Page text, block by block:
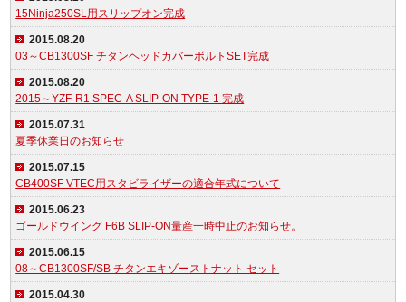
15Ninja250SL用スリップオン完成
2015.08.20
03～CB1300SF チタンヘッドカバーボルトSET完成
2015.08.20
2015～YZF-R1 SPEC-A SLIP-ON TYPE-1 完成
2015.07.31
夏季休業日のお知らせ
2015.07.15
CB400SF VTEC用スタビライザーの適合年式について
2015.06.23
ゴールドウイング F6B SLIP-ON量産一時中止のお知らせ。
2015.06.15
08～CB1300SF/SB チタンエキゾーストナット セット
2015.04.30